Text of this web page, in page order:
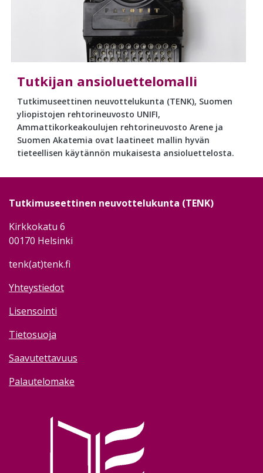
Tutkijan ansioluettelomalli
Tutkimuseettinen neuvottelukunta (TENK), Suomen
yliopistojen rehtorineuvosto UNIFI,
Ammattikorkeakoulujen rehtorineuvosto Arene ja
Suomen Akatemia ovat laatineet mallin hyvän
tieteellisen käytännön mukaisesta ansioluettelosta.
Tutkimuseettinen neuvottelukunta (TENK)
Kirkkokatu 6
00170 Helsinki
tenk(at)tenk.fi
Yhteystiedot
Lisensointi
Tietosuoja
Saavutettavuus
Palautelomake